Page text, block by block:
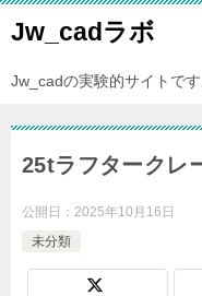
Jw_cadラボ
Jw_cadの実験的サイトです
25tラフタークレ
公開日： 2025年10月16日
未分類